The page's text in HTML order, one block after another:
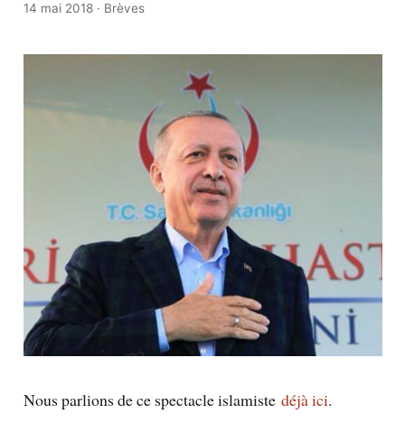
14 mai 2018· Brèves
Nous parlions de ce spectacle islamiste déjà ici.